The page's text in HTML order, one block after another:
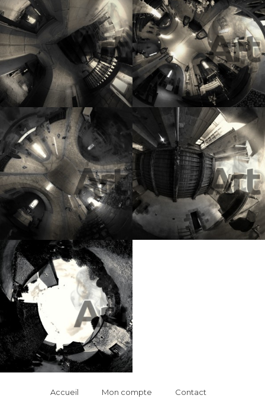
Accueil Mon compte Contact